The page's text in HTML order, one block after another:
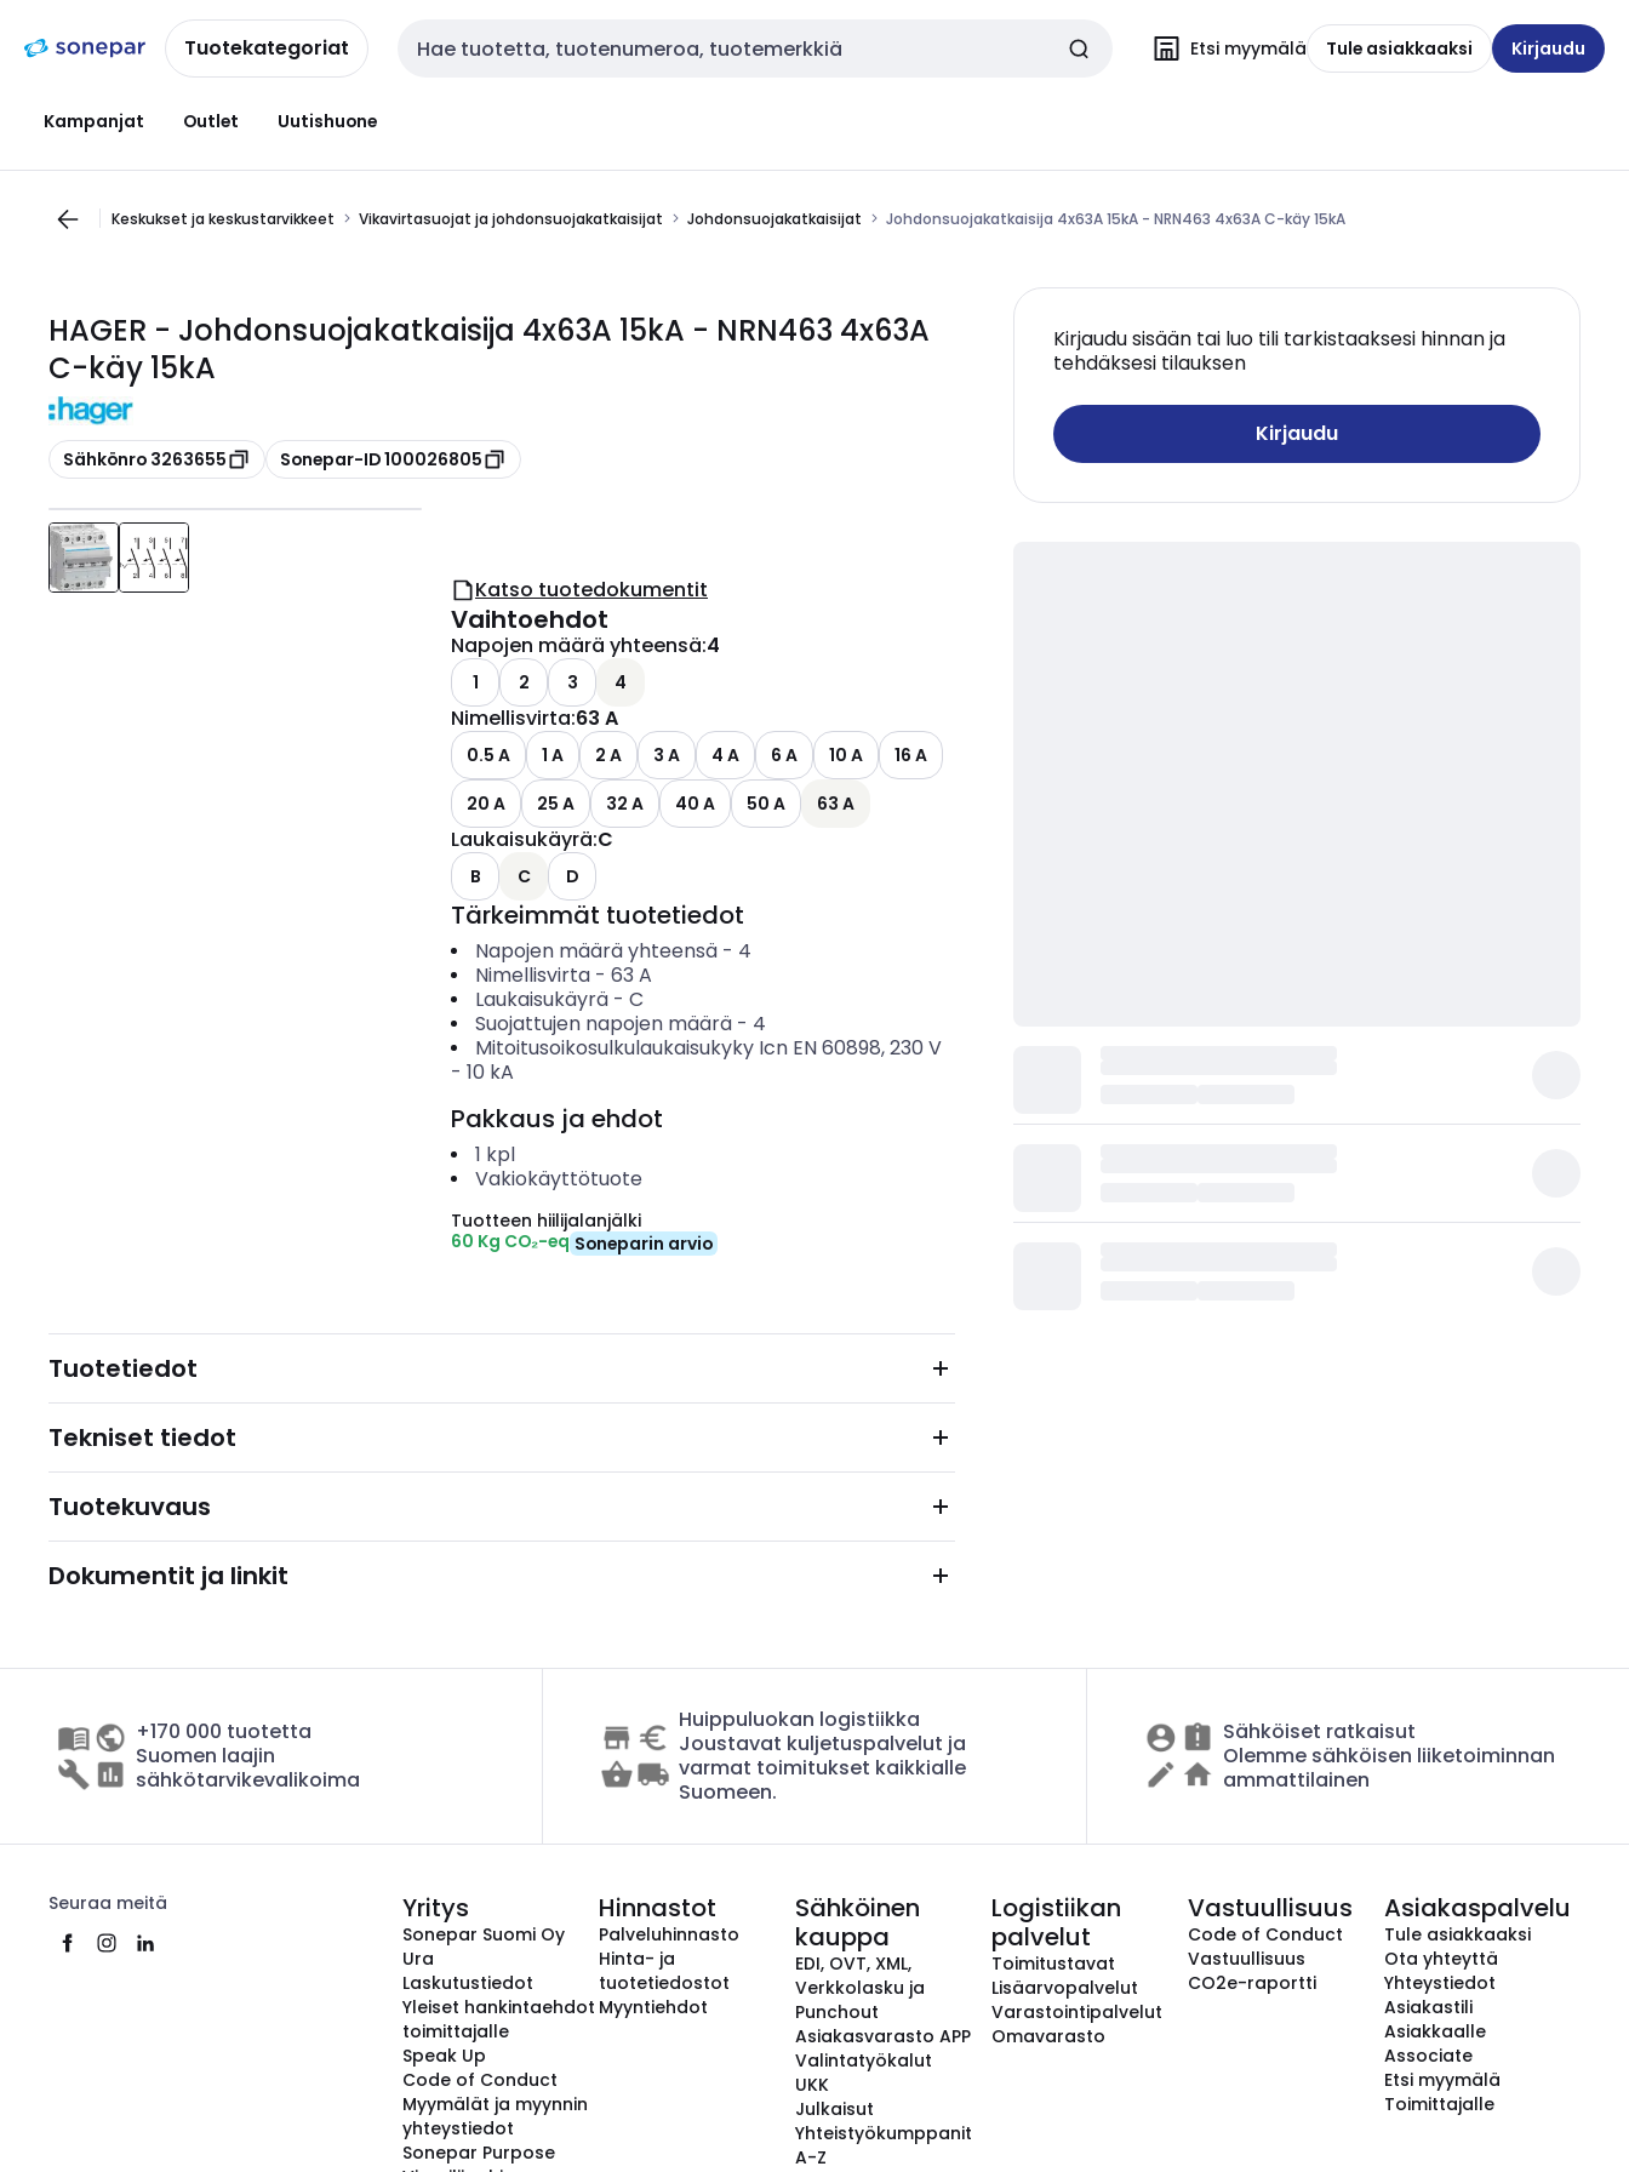
navigointiinsisältöönTuotekategoriat Haku Etsi myymälä Tule asiakkaaksi Kirjaudu
Kampanjat Outlet Uutishuone
Keskukset ja keskustarvikkeet Vikavirtasuojat ja johdonsuojakatkaisijat Johdonsuojakatkaisijat Johdonsuojakatkaisija 4x63A 15kA - NRN463 4x63A C-käy 15kA
HAGER - Johdonsuojakatkaisija 4x63A 15kA - NRN463 4x63A
C-käy 15kA
Kopioi
Sähkönro 3263655 Kopioi
Sonepar-ID 100026805
Kirjaudu sisään tai luo tili tarkistaaksesi hinnan ja
tehdäksesi tilauksen
Kirjaudu
Katso tuotedokumentit
Vaihtoehdot
Napojen määrä yhteensä:4
1 2 3 4
Nimellisvirta:63 A
0.5 A 1 A 2 A 3 A 4 A 6 A 10 A
16 A
20 A
25 A 32 A 40 A 50 A 63 A
Laukaisukäyrä:C
B C D
Tärkeimmät tuotetiedot
Napojen määrä yhteensä- 4
Nimellisvirta- 63 A
Laukaisukäyrä- C
Suojattujen napojen määrä- 4
Mitoitusoikosulkulaukaisukyky Icn EN 60898, 230 V
- 10 kA
Pakkaus ja ehdot
1 kpl
Vakiokäyttötuote
Tuotteen hiilijalanjälki
60 Kg CO₂-eq Soneparin arvio
Tuotetiedot
Tekniset tiedot
Tuotekuvaus
Dokumentit ja linkit
+170 000 tuotetta
Suomen laajin
sähkötarvikevalikoima
Huippuluokan logistiikka
Joustavat kuljetuspalvelut ja
varmat toimitukset kaikkialle
Suomeen.
Sähköiset ratkaisut
Olemme sähköisen liiketoiminnan
ammattilainen
Seuraa meitä Yritys
Sonepar Suomi Oy
Ura
Laskutustiedot
Yleiset hankintaehdot
toimittajalle
Speak Up
Code of Conduct
Myymälät ja myynnin
yhteystiedot
Sonepar Purpose
Hinnastot
Palveluhinnasto
Hinta- ja
tuotetiedostot
Myyntiehdot
Sähköinen
kauppa
EDI, OVT, XML,
Verkkolasku ja
Punchout
Asiakasvarasto APP
Valintatyökalut
UKK
Julkaisut
Yhteistyökumppanit
A-Z
Logistiikan
palvelut
Toimitustavat
Lisäarvopalvelut
Varastointipalvelut
Omavarasto
Vastuullisuus
Code of Conduct
Vastuullisuus
CO2e-raportti
Asiakaspalvelu
Tule asiakkaaksi
Ota yhteyttä
Yhteystiedot
Asiakastili
Asiakkaalle
Associate
Etsi myymälä
Toimittajalle